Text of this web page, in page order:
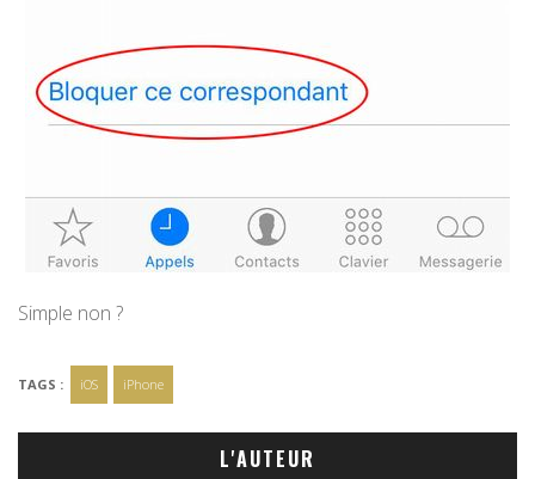
Simple non ?
TAGS : iOS iPhone
L'AUTEUR